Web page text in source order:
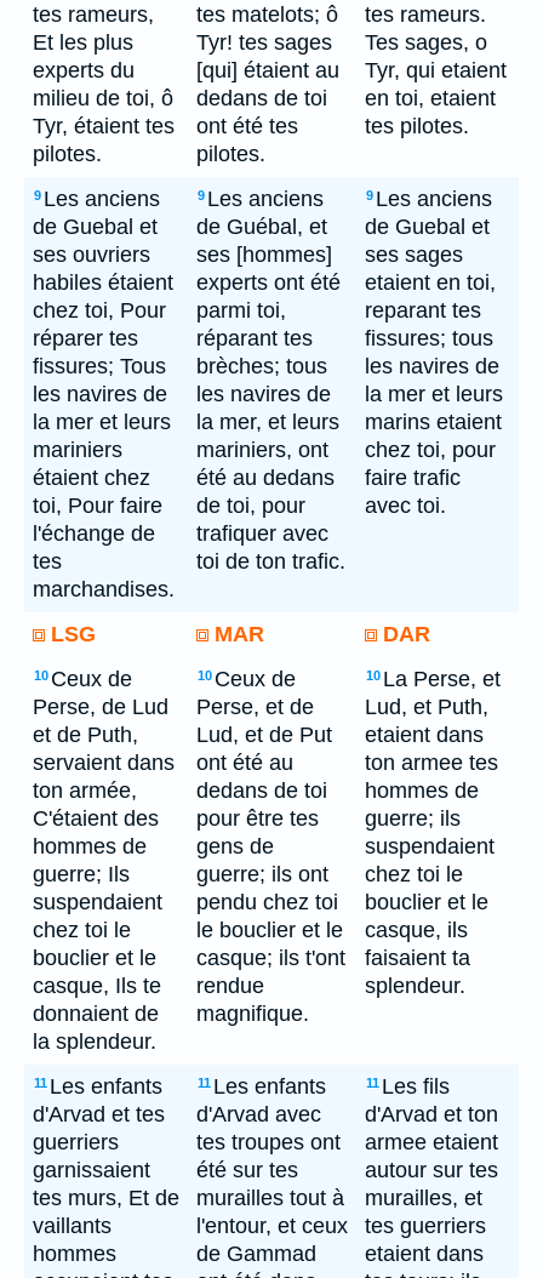
tes rameurs,
Et les plus
experts du
milieu de toi, ô
Tyr, étaient tes
pilotes.
tes matelots; ô
Tyr! tes sages
[qui] étaient au
dedans de toi
ont été tes
pilotes.
tes rameurs.
Tes sages, o
Tyr, qui etaient
en toi, etaient
tes pilotes.
9 Les anciens
de Guebal et
ses ouvriers
habiles étaient
chez toi, Pour
réparer tes
fissures; Tous
les navires de
la mer et leurs
mariniers
étaient chez
toi, Pour faire
l'échange de
tes
marchandises.
9 Les anciens
de Guébal, et
ses [hommes]
experts ont été
parmi toi,
réparant tes
brèches; tous
les navires de
la mer, et leurs
mariniers, ont
été au dedans
de toi, pour
trafiquer avec
toi de ton trafic.
9 Les anciens
de Guebal et
ses sages
etaient en toi,
reparant tes
fissures; tous
les navires de
la mer et leurs
marins etaient
chez toi, pour
faire trafic
avec toi.
LSG MAR DAR
10 Ceux de
Perse, de Lud
et de Puth,
servaient dans
ton armée,
C'étaient des
hommes de
guerre; Ils
suspendaient
chez toi le
bouclier et le
casque, Ils te
donnaient de
la splendeur.
10 Ceux de
Perse, et de
Lud, et de Put
ont été au
dedans de toi
pour être tes
gens de
guerre; ils ont
pendu chez toi
le bouclier et le
casque; ils t'ont
rendue
magnifique.
10 La Perse, et
Lud, et Puth,
etaient dans
ton armee tes
hommes de
guerre; ils
suspendaient
chez toi le
bouclier et le
casque, ils
faisaient ta
splendeur.
11 Les enfants
d'Arvad et tes
guerriers
garnissaient
tes murs, Et de
vaillants
hommes
11 Les enfants
d'Arvad avec
tes troupes ont
été sur tes
murailles tout à
l'entour, et ceux
de Gammad
11 Les fils
d'Arvad et ton
armee etaient
autour sur tes
murailles, et
tes guerriers
etaient dans